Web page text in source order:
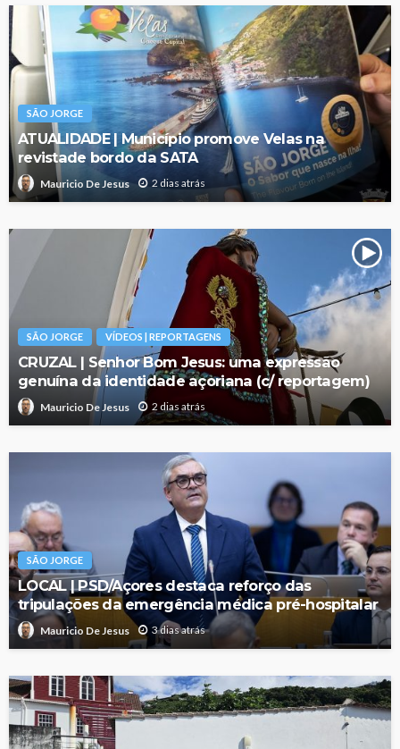
SÃO JORGE
ATUALIDADE | Município promove Velas na
revistade bordo da SATA
Mauricio De Jesus 2 dias atrás
SÃO JORGE VÍDEOS | REPORTAGENS
CRUZAL | Senhor Bom Jesus: uma expressão
genuína da identidade açoriana (c/ reportagem)
Mauricio De Jesus 2 dias atrás
SÃO JORGE
LOCAL | PSD/Açores destaca reforço das
tripulações da emergência médica pré-hospitalar
Mauricio De Jesus 3 dias atrás